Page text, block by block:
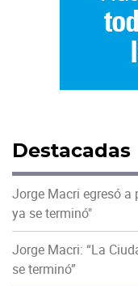
Destacadas
Jorge Macri egresó a
ya se terminó"
Jorge Macri: “La
se terminó”